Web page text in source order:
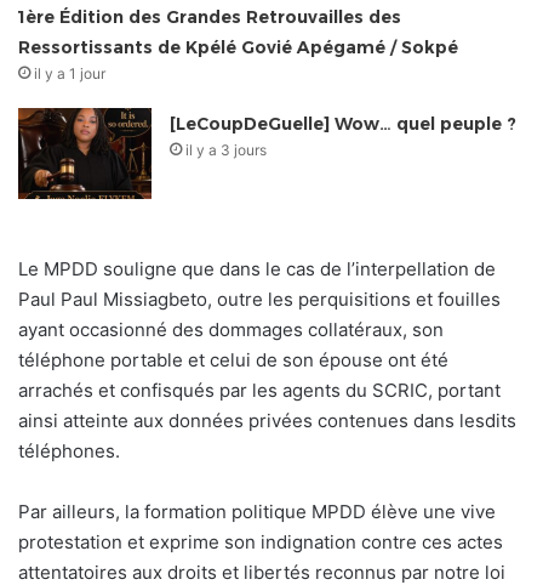
1ère Édition des Grandes Retrouvailles des
Ressortissants de Kpélé Govié Apégamé / Sokpé
il y a 1 jour
[LeCoupDeGuelle] Wow… quel peuple ?
il y a 3 jours
Le MPDD souligne que dans le cas de l’interpellation de
Paul Paul Missiagbeto, outre les perquisitions et fouilles
ayant occasionné des dommages collatéraux, son
téléphone portable et celui de son épouse ont été
arrachés et confisqués par les agents du SCRIC, portant
ainsi atteinte aux données privées contenues dans lesdits
téléphones.
Par ailleurs, la formation politique MPDD élève une vive
protestation et exprime son indignation contre ces actes
attentatoires aux droits et libertés reconnus par notre loi